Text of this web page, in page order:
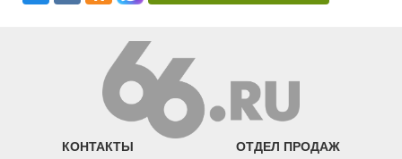
КОНТАКТЫ ОТДЕЛ ПРОДАЖ